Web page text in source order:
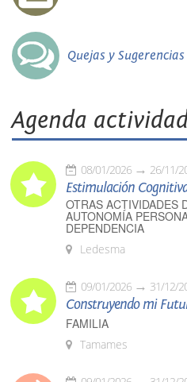
Quejas y Sugerencias
Agenda
08/01/2026 26/11/
Estimulación
OTRAS ACTIVIDADES
AUTONOMÍA
DEPENDENCIA
Ledesma
09/01/2026 31/12/
Construyendo mi
FAMILIA
Tamames